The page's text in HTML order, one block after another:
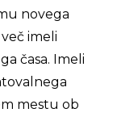
novega
imeli
časa. Imeli
mestu ob